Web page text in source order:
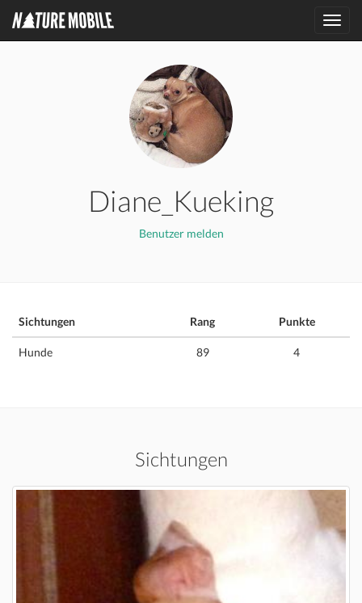
Diane_Kueking
Benutzer melden
Sichtungen Rang Punkte
Hunde 89 4
Sichtungen